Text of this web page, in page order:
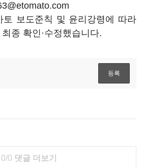
토 보도준칙 및 윤리강령에 따라
종 확인·수정했습니다.
0/0 댓글 더보기